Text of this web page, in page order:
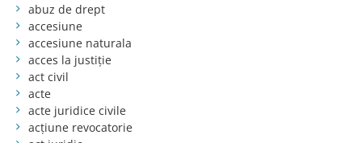
abuz de drept
accesiune
accesiune naturala
acces la justiție
act civil
acte
acte juridice civile
acțiune revocatorie